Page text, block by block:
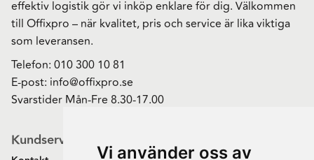
Vi använder oss av
effektiv logistik gör vi inköp enklare för dig. Välkommen
till Offixpro – när kvalitet, pris och service är lika viktiga
som leveransen.
Telefon: 010 300 10 81
E-post: info@offixpro.se
Svarstider Mån-Fre 8.30-17.00
Kundservice